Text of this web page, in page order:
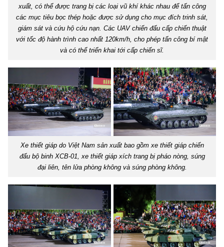
xuất, có thể được trang bị các loại vũ khí khác nhau để tấn công
các mục tiêu bọc thép hoặc được sử dụng cho mục đích trinh sát,
giám sát và cứu hộ cứu nạn. Các UAV chiến đấu cấp chiến thuật
với tốc độ hành trình cao nhất 120km/h, cho phép tấn công bí mật
và có thể triển khai tới cấp chiến sĩ.
Xe thiết giáp do Việt Nam sản xuất bao gồm xe thiết giáp chiến
đấu bộ binh XCB-01, xe thiết giáp xích trang bị pháo nòng, súng
đại liên, tên lửa phòng không và súng phòng không.